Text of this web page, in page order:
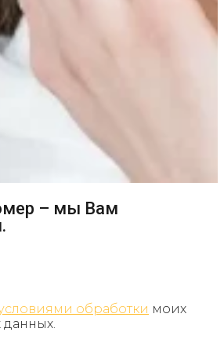
– мы Вам
обработки моих